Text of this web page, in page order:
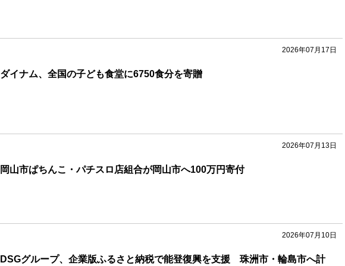
2026年07月17日
ダイナム、全国の子ども食堂に6750食分を寄贈
2026年07月13日
岡山市ぱちんこ・パチスロ店組合が岡山市へ100万円寄付
2026年07月10日
DSGグループ、企業版ふるさと納税で能登復興を支援 珠洲市・輪島市へ計